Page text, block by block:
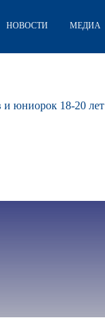
НОВОСТИ МЕДИА
и юниорок 18-20 лет